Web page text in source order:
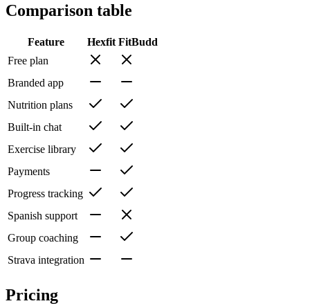
Comparison table
Feature Hexfit FitBudd
Free plan
Branded app
Nutrition plans
Built-in chat
Exercise library
Payments
Progress tracking
Spanish support
Group coaching
Strava integration
Pricing